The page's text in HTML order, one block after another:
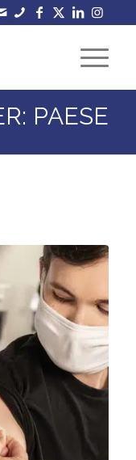
PAESE